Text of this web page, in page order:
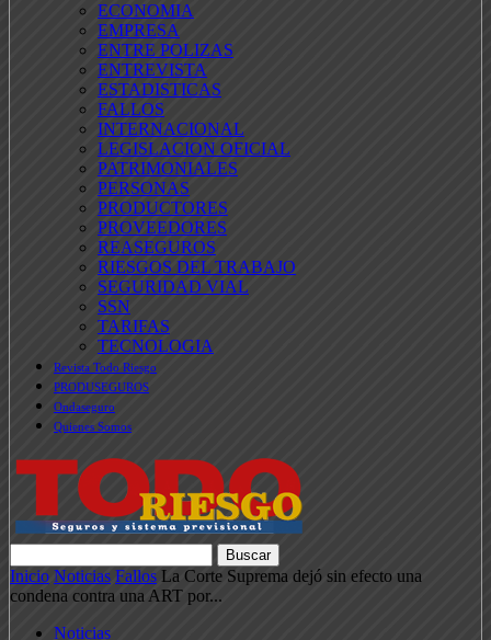
ECONOMIA
EMPRESA
ENTRE POLIZAS
ENTREVISTA
ESTADISTICAS
FALLOS
INTERNACIONAL
LEGISLACION OFICIAL
PATRIMONIALES
PERSONAS
PRODUCTORES
PROVEEDORES
REASEGUROS
RIESGOS DEL TRABAJO
SEGURIDAD VIAL
SSN
TARIFAS
TECNOLOGIA
Revista Todo Riesgo
PRODUSEGUROS
Ondaseguro
Quienes Somos
Inicio Noticias Fallos La Corte Suprema dejó sin efecto una
condena contra una ART por...
Noticias